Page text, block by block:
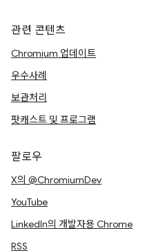
관련 콘텐츠
Chromium 업데이트
우수사례
보관처리
팟캐스트 및 프로그램
팔로우
X의 @ChromiumDev
YouTube
LinkedIn의 개발자용 Chrome
RSS